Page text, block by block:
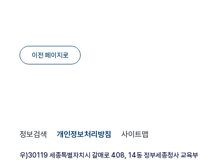
이전 페이지로
정보검색 개인정보처리방침 사이트맵
우)30119 세종특별자치시 갈매로 408, 14동 정부세종청사 교육부